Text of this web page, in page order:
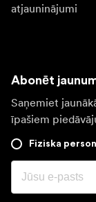
atjauninājumi
Abonēt
Saņemiet
īpašiem
Fiziska